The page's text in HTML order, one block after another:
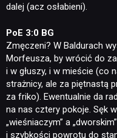
dalej (acz osłabieni).
PoE 3:0 BG
Zmęczeni? W Baldurach
Morfeusza, by wrócić do
i w głuszy, i w mieście (co
strażnicy, ale za piętnastą
za friko). Ewentualnie da
na nas cztery pokoje. Sęk
„wieśniaczym” a
i szybkości powrotu do